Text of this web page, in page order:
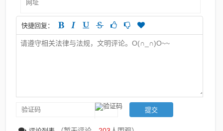
快捷回复：